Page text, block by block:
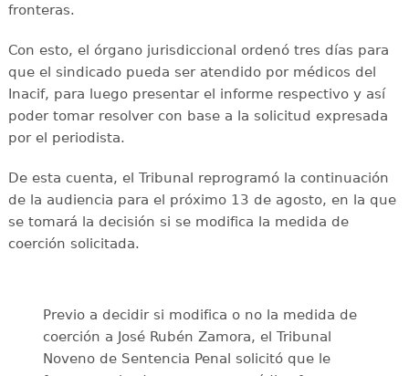
fronteras.
Con esto, el órgano jurisdiccional ordenó tres días para
que el sindicado pueda ser atendido por médicos del
Inacif, para luego presentar el informe respectivo y así
poder tomar resolver con base a la solicitud expresada
por el periodista.
De esta cuenta, el Tribunal reprogramó la continuación
de la audiencia para el próximo 13 de agosto, en la que
se tomará la decisión si se modifica la medida de
coerción solicitada.
Previo a decidir si modifica o no la medida de
coerción a José Rubén Zamora, el Tribunal
Noveno de Sentencia Penal solicitó que le